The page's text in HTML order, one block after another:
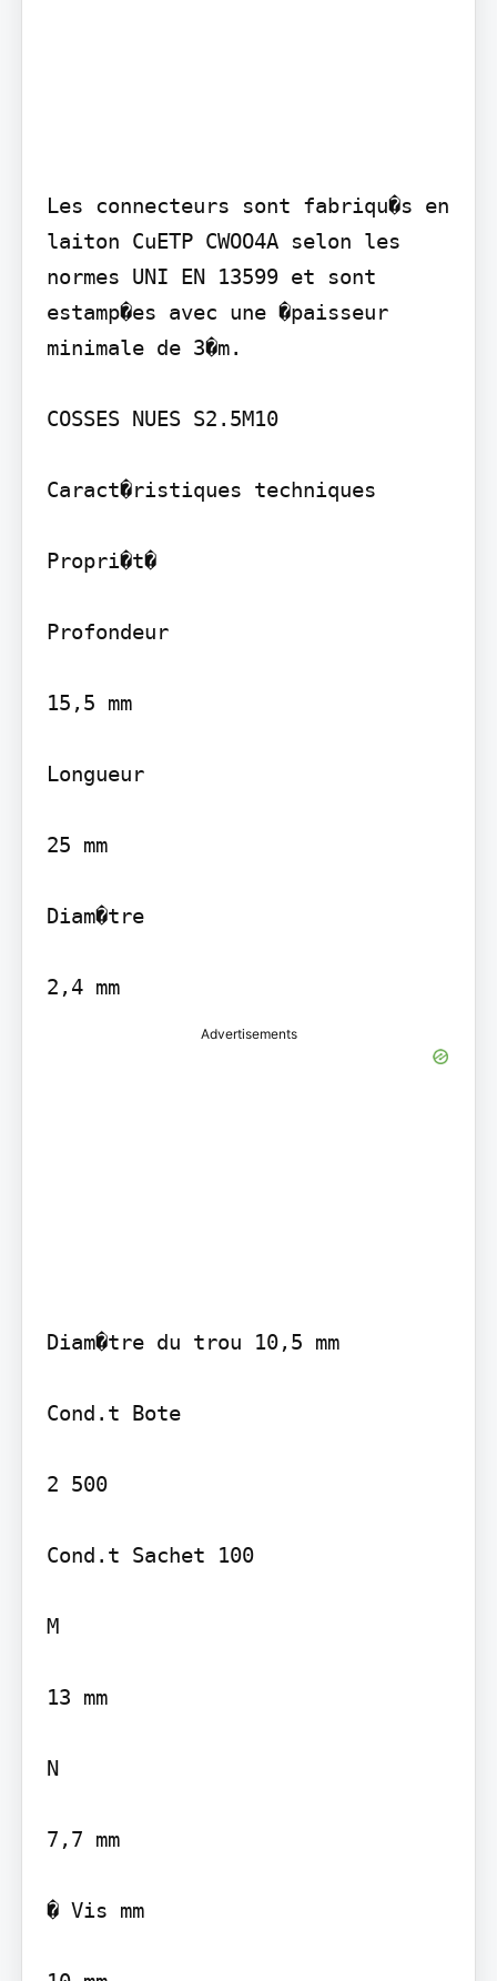
Les connecteurs sont fabriqu�s en
laiton CuETP CWOO4A selon les
normes UNI EN 13599 et sont
estamp�es avec une �paisseur
minimale de 3�m.
COSSES NUES S2.5M10
Caract�ristiques techniques
Propri�t�
Profondeur
15,5 mm
Longueur
25 mm
Diam�tre
2,4 mm
Advertisements
Diam�tre du trou 10,5 mm
Cond.t Bote
2 500
Cond.t Sachet 100
M
13 mm
N
7,7 mm
� Vis mm